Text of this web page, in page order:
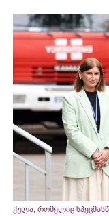
ქულა, რომელიც